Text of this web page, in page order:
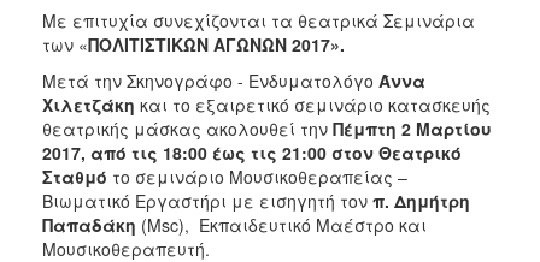
2018
2017
2016
2015
2013
2012
2011
Με επιτυχία συνεχίζονται τα θεατρικά Σεμινάρια
των «ΠΟΛΙΤΙΣΤΙΚΩΝ ΑΓΩΝΩΝ 2017».
Μετά την Σκηνογράφο - Ενδυματολόγο Άννα
Χιλετζάκη και το εξαιρετικό σεμινάριο κατασκευής
θεατρικής μάσκας ακολουθεί την Πέμπτη 2 Μαρτίου
2017, από τις 18:00 έως τις 21:00 στον Θεατρικό
Σταθμό το σεμινάριο Μουσικοθεραπείας –
Βιωματικό Εργαστήρι με εισηγητή τον π. Δημήτρη
Παπαδάκη (Msc), Εκπαιδευτικό Μαέστρο και
Μουσικοθεραπευτή.